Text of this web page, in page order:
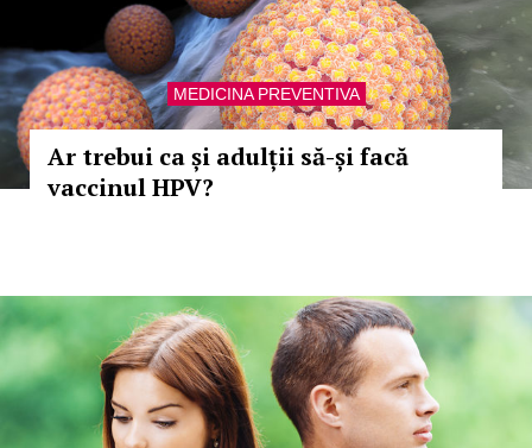
MEDICINA PREVENTIVA
Ar trebui ca și adulții să-și facă
vaccinul HPV?